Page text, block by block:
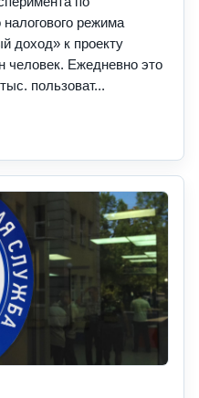
режима
доход» к проекту
человек. Ежедневно это
пользоват...